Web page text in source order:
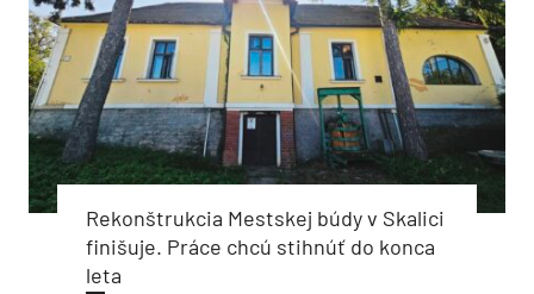
Rekonštrukcia Mestskej búdy v Skalici
finišuje. Práce chcú stihnúť do konca
leta